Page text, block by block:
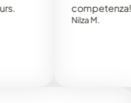
competenza!